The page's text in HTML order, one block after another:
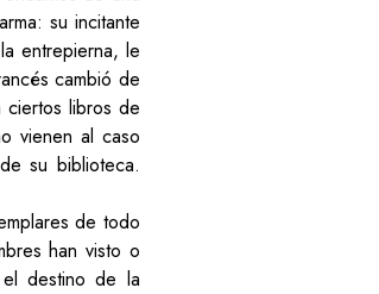
su incitante
entrepierna, le
cambió de
libros de
vienen al caso
su biblioteca.
de todo
han visto o
el destino de la